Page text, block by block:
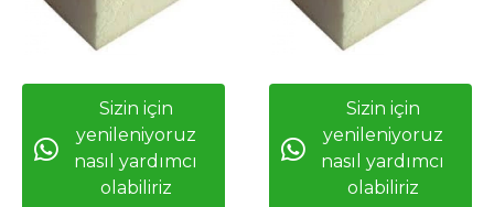
Sizin için
yenileniyoruz
nasıl yardımcı
olabiliriz
Sizin için
yenileniyoruz
nasıl yardımcı
olabiliriz